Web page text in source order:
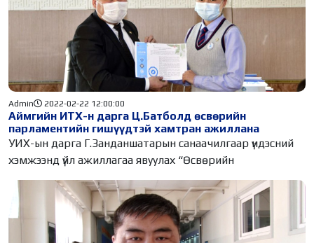
Аймгийн ИТХ-н дарга Ц.Батболд өсвөрийн
парламентийн гишүүдтэй хамтран ажиллана
Admin 2022-02-22 12:00:00
УИХ-ын дарга Г.Занданшатарын санаачилгаар үндэсний
хэмжээнд үйл ажиллагаа явуулах “Өсвөрийн